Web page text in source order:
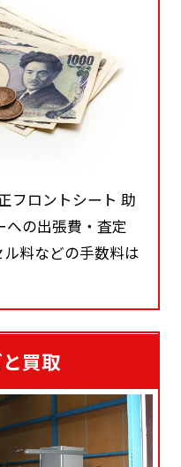
フロントシート 助
の出張費・査定
料などの手数料は
買取